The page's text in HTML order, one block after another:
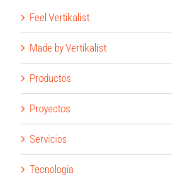
Feel Vertikalist
Made by Vertikalist
Productos
Proyectos
Servicios
Tecnología